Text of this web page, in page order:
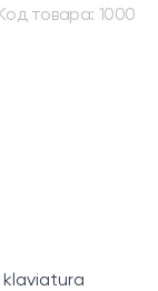
Код товара: 1000
klaviatura